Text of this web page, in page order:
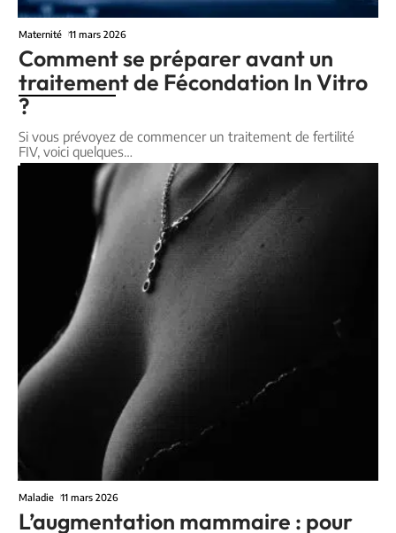
Maternité 11 mars 2026
Comment se préparer avant un
traitement de Fécondation In Vitro
?
Si vous prévoyez de commencer un traitement de fertilité
FIV, voici quelques
Maladie 11 mars 2026
L’augmentation mammaire : pour